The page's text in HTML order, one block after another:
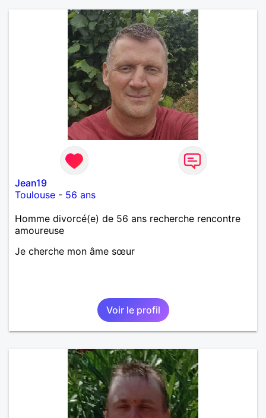
Jean19
Toulouse - 56 ans
Homme divorcé(e) de 56 ans recherche rencontre
amoureuse
Je cherche mon âme sœur
Voir le profil